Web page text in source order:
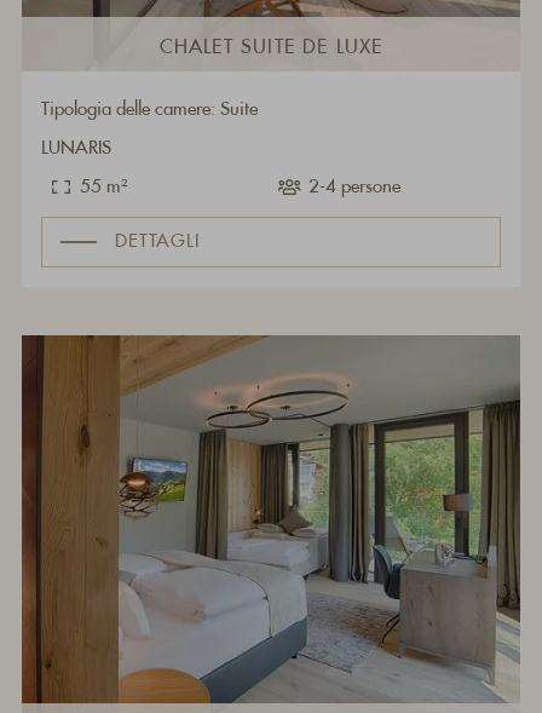
CHALET SUITE DE LUXE
Tipologia delle camere: Suite
LUNARIS
55 m² 2-4 persone
DETTAGLI